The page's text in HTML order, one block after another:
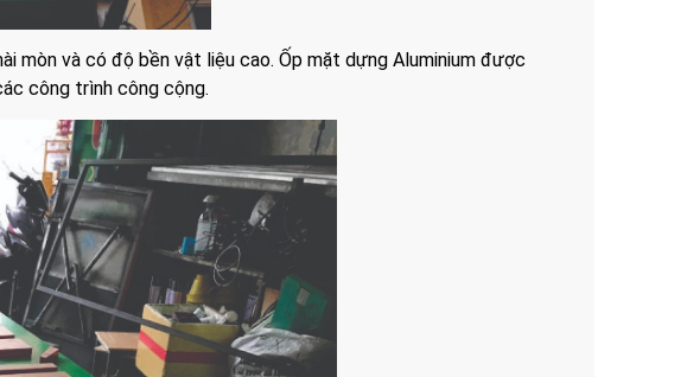
mòn và có độ bền vật liệu cao. Ốp mặt dựng Aluminium được
công trình công cộng.